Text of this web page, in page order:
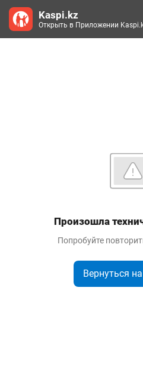
Произошла
Попробуйте
Вернуться
Kaspi.kz
Открыть в Приложении